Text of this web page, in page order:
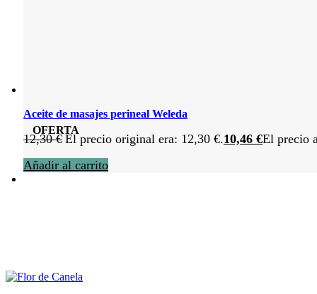
OFERTA
Aceite de masajes perineal Weleda
12,30€ El precio original era: 12,30 €.10,46 €El precio
Añadir al carrito